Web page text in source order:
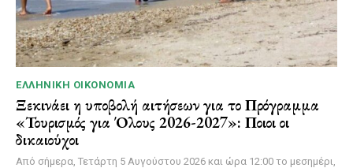
ΕΛΛΗΝΙΚΉ ΟΙΚΟΝΟΜΊΑ
Ξεκινάει η υποβολή αιτήσεων για το Πρόγραμμα
«Τουρισμός για Όλους 2026-2027»: Ποιοι οι
δικαιούχοι
Από σήμερα, Τετάρτη 5 Αυγούστου 2026 και ώρα 12:00 το μεσημέρι,